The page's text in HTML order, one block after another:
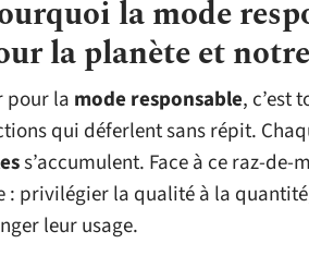
la mode
la planète et
pour la mode responsable, c’est
qui déferlent sans répit.
s’accumulent. Face à ce raz-de-
: privilégier la qualité à la
leur usage.